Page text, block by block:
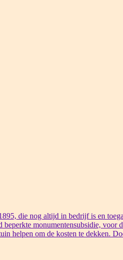
die nog altijd in bedrijf is en
monumentensubsidie, voor
helpen om de kosten te dekken.